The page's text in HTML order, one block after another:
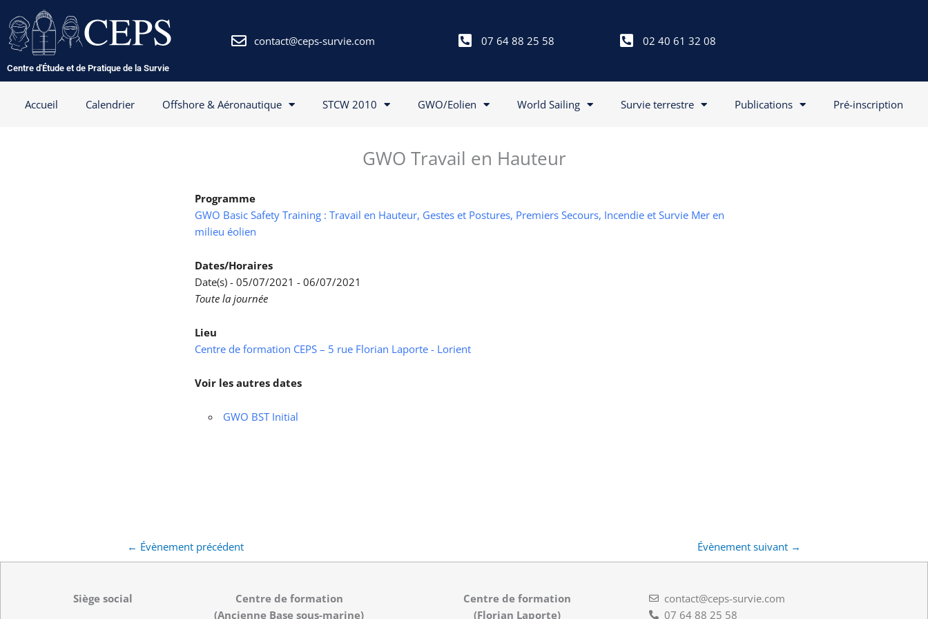
au
contenu
Centre d'Étude et de Pratique de la Survie
contact@ceps-survie.com 07 64 88 25 58 02 40 61 32 08
Accueil Calendrier Offshore & Aéronautique STCW 2010 GWO/Eolien World Sailing Survie terrestre Publications Pré-inscription
GWO Travail en Hauteur
Programme
GWO Basic Safety Training : Travail en Hauteur, Gestes et Postures, Premiers Secours, Incendie et Survie Mer en
milieu éolien
Dates/Horaires
Date(s) - 05/07/2021 - 06/07/2021
Toute la journée
Lieu
Centre de formation CEPS – 5 rue Florian Laporte - Lorient
Voir les autres dates
GWO BST Initial
← Évènement précédent Évènement suivant →
Siège social
Centre de formation
(Ancienne Base sous-marine)
Centre de formation
(Florian Laporte)
contact@ceps-survie.com
07 64 88 25 58